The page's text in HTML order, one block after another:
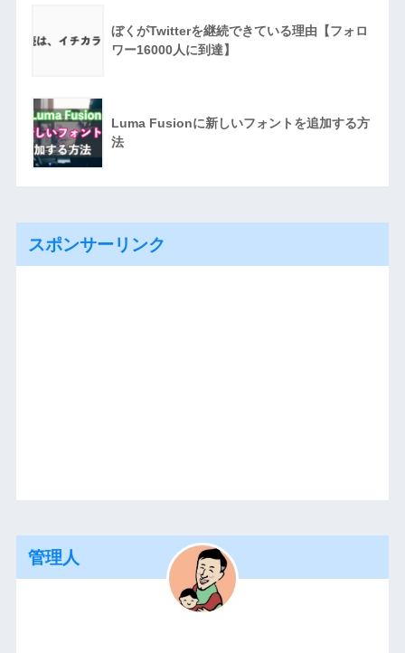
ぼくがTwitterを継続できている理由【フォロ
ワー16000人に到達】
Luma Fusionに新しいフォントを追加する方
法
スポンサーリンク
管理人